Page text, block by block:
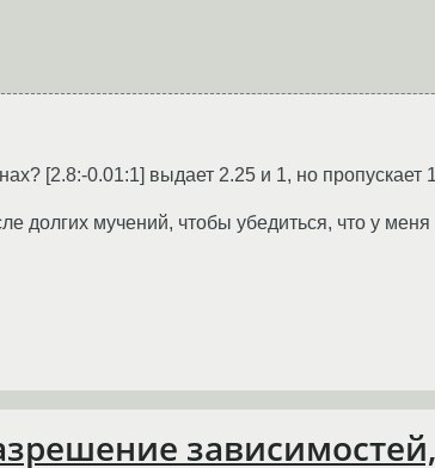
[2.8:-0.01:1] выдает 2.25 и 1, но пропускает
долгих мучений, чтобы убедиться, что у